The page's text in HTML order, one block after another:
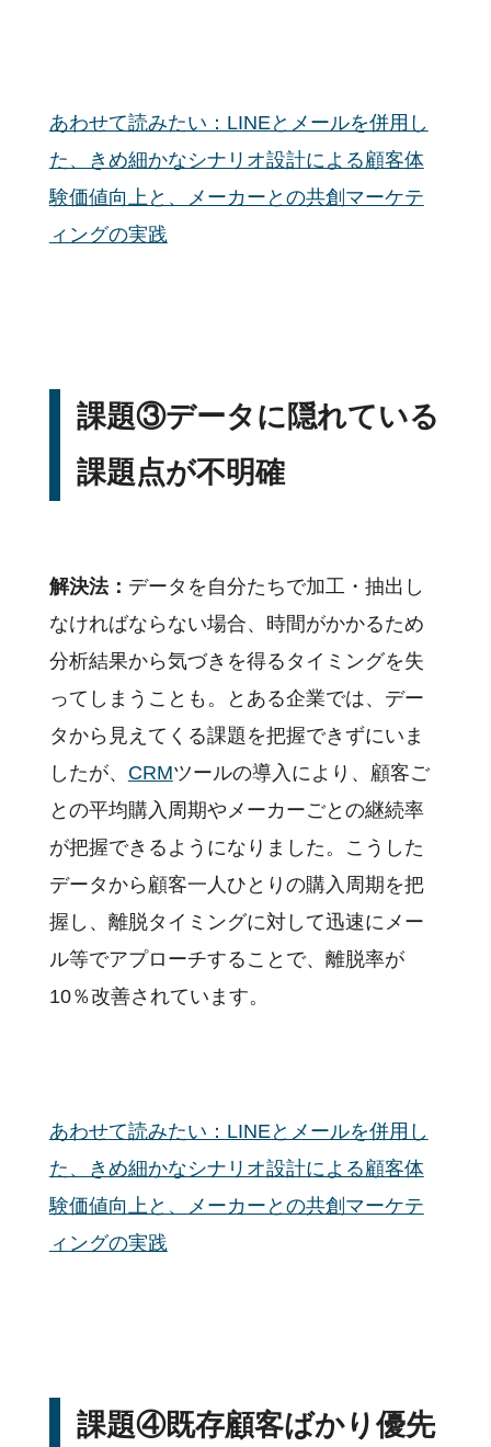
あわせて読みたい：LINEとメールを併用し
た、きめ細かなシナリオ設計による顧客体
験価値向上と、メーカーとの共創マーケテ
ィングの実践
課題③データに隠れている
課題点が不明確
解決法： データを自分たちで加工・抽出し
なければならない場合、時間がかかるため
分析結果から気づきを得るタイミングを失
ってしまうことも。とある企業では、デー
タから見えてくる課題を把握できずにいま
したが、 CRMツールの導入により、顧客ご
との平均購入周期やメーカーごとの継続率
が把握できるようになりました。こうした
データから顧客一人ひとりの購入周期を把
握し、離脱タイミングに対して迅速にメー
ル等でアプローチすることで、離脱率が
10％改善されています。
あわせて読みたい：LINEとメールを併用し
た、きめ細かなシナリオ設計による顧客体
験価値向上と、メーカーとの共創マーケテ
ィングの実践
課題④既存顧客ばかり優先